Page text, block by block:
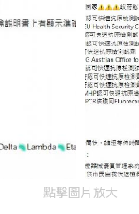
點擊圖片放大